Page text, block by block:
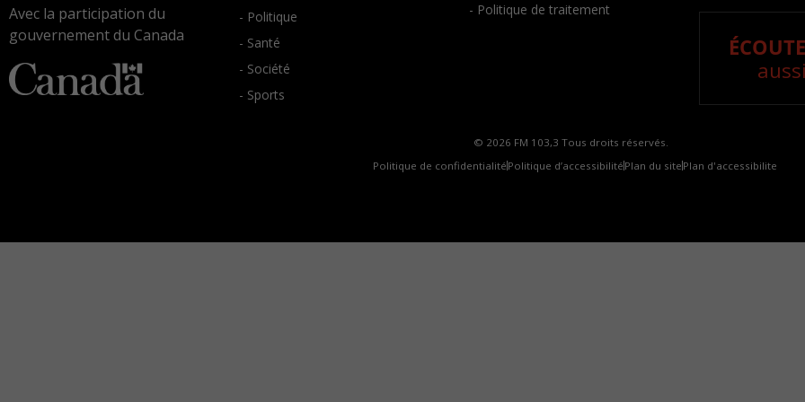
Avec la participation du
gouvernement du Canada
- Politique
- Santé
- Société
- Sports
- Politique de traitement
© 2026 FM 103,3 Tous droits réservés.
Politique de confidentialité Politique d’accessibilité Plan du site Plan d'accessibilite